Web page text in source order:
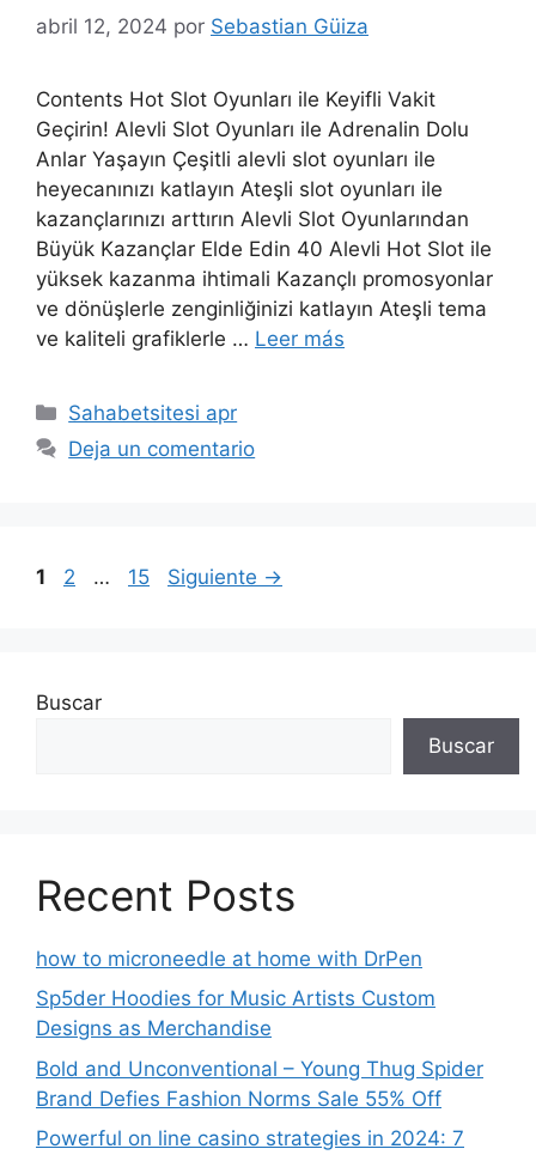
abril 12, 2024 por Sebastian Güiza
Contents Hot Slot Oyunları ile Keyifli Vakit
Geçirin! Alevli Slot Oyunları ile Adrenalin Dolu
Anlar Yaşayın Çeşitli alevli slot oyunları ile
heyecanınızı katlayın Ateşli slot oyunları ile
kazançlarınızı arttırın Alevli Slot Oyunlarından
Büyük Kazançlar Elde Edin 40 Alevli Hot Slot ile
yüksek kazanma ihtimali Kazançlı promosyonlar
ve dönüşlerle zenginliğinizi katlayın Ateşli tema
ve kaliteli grafiklerle … Leer más
Sahabetsitesi apr
Deja un comentario
1 2 … 15 Siguiente →
Buscar
Buscar
Recent Posts
how to microneedle at home with DrPen
Sp5der Hoodies for Music Artists Custom
Designs as Merchandise
Bold and Unconventional – Young Thug Spider
Brand Defies Fashion Norms Sale 55% Off
Powerful on line casino strategies in 2024: 7